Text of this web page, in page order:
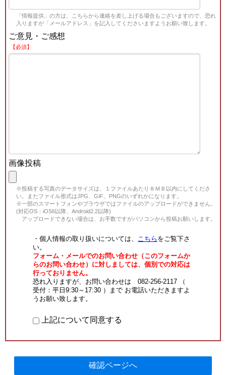
「情報提供」の方は、こちらから連絡を差し上げる場合もございますので、恐れ
入りますが「メールアドレス」を記入してくださいますようお願い致します。
ご意見・ご感想
【必須】
画像投稿
※投稿する写真のデータサイズは、１ファイルあたり８ＭＢ以内にしてくださ
い。またファイル形式はJPG、GIF、PNGのいずれかになります。
※一部のスマートフォンやブラウザではファイルのアップロードができません。
(対応OS：iOS6以降、Android2.2以降)
アップロードできない場合は、お手数ですがパソコンから投稿お願いします。
・個人情報の取り扱いについては、 こちら をご覧下さ
い。
フォーム・メールでのお問い合わせ（このフォームか
らのお問い合わせ）に対しましては、個別での対応は
行っておりません。
恐れ入りますが、お問い合わせは 082-256-2117 （
受付：平日9:30～17:30 ）まで お電話いただきますよ
うお願い致します。
上記について同意する
確認ページへ